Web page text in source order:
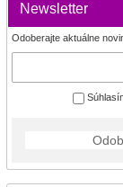
Newsletter
Odoberajte aktuálne